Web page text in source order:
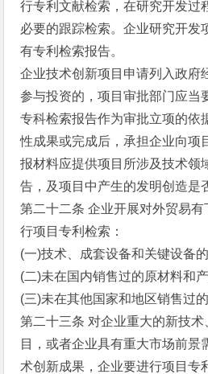
行专利文献检索，在研究开发过
必要的跟踪检索。企业研究开发
有专利检索报告。
企业技术创新项目申请列入政府
参与投资的，项目审批部门应当
专科检索报告作为审批立项的依
性成果或完成后，承担企业向项
报材料应提供项目所涉及技术领
告，及项目中产生的发明创造是
第二十二条 企业开展对外贸易
行项目专利检索：
(一)技术、成套设备和关键设备的
(二)未在国内销售过的原材料和
(三)未在其他国家和地区销售过
第二十三条 对企业重大的新技
目，或者企业具有重大市场前景
术创新成果，企业要进行项目专